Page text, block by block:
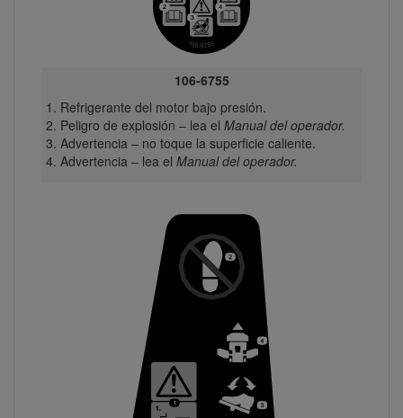
106-6755
Refrigerante del motor bajo presión.
Peligro de explosión – lea el Manual del operador.
Advertencia – no toque la superficie caliente.
Advertencia – lea el Manual del operador.